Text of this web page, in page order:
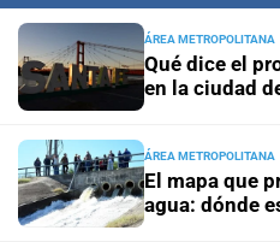
Revés judicial La Justicia
Moyano: qué
ÁREA METROPOLITANA
Qué dice el
en la ciudad
ÁREA METROPOLITANA
El mapa que
agua: dónde